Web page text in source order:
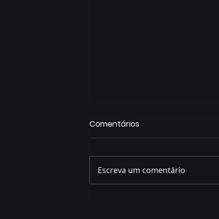
Comentários
Escreva um comentário